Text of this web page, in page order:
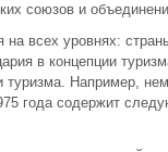
союзов и
на всех уровнях:
в концепции
туризма. Например,
года содержит